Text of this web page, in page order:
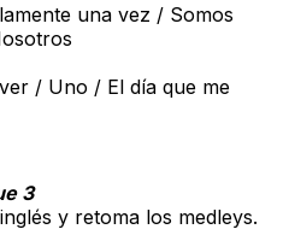
una vez / Somos
/ Uno / El día que me
3
y retoma los medleys.